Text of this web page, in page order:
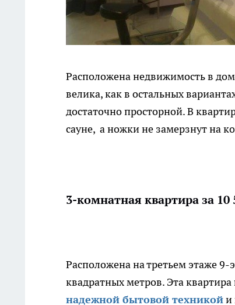
Расположена недвижимость в
велика, как в остальных
достаточно просторной. В
сауне, а ножки не замерзнут на
3-комнатная квартира за 10
Расположена на третьем этаже
квадратных метров. Эта
надежной бытовой техникойи